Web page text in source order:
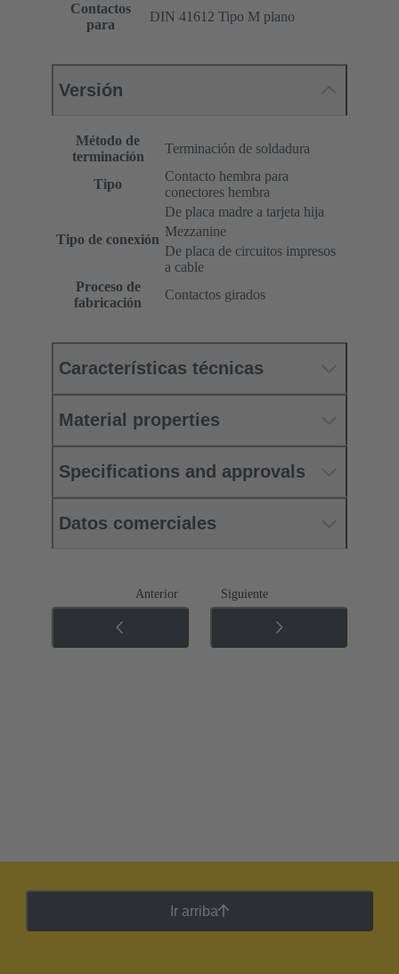
Contactos
para
DIN 41612 Tipo M plano
Versión
Método de
terminación
Terminación de soldadura
Tipo
Contacto hembra para
conectores hembra
Tipo de conexión
De placa madre a tarjeta hija
Mezzanine
De placa de circuitos impresos
a cable
Proceso de
fabricación
Contactos girados
Características técnicas
Material properties
Specifications and approvals
Datos comerciales
Anterior Siguiente
Ir arriba